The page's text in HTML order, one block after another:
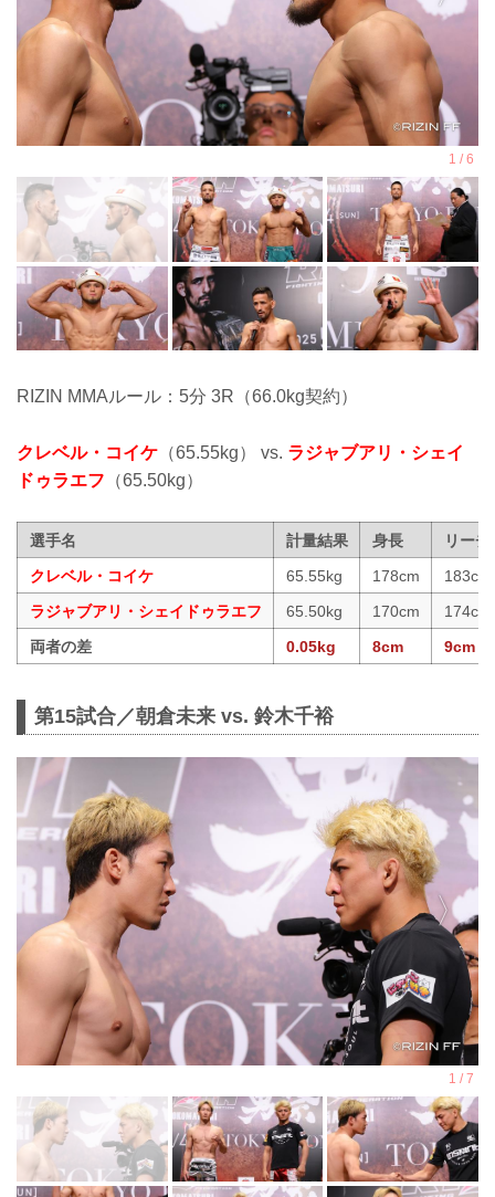
RIZIN MMAルール：5分 3R（66.0kg契約）
クレベル・コイケ （65.55kg） vs. ラジャブアリ・シェイ
ドゥラエフ （65.50kg）
選手名 計量結果 身長
リーチ
クレベル・コイケ
65.55kg 178cm
183cm
ラジャブアリ・シェイドゥラエフ
65.50kg 170cm
174cm
両者の差
0.05kg 8cm 9cm
第15試合／朝倉未来 vs. 鈴木千裕